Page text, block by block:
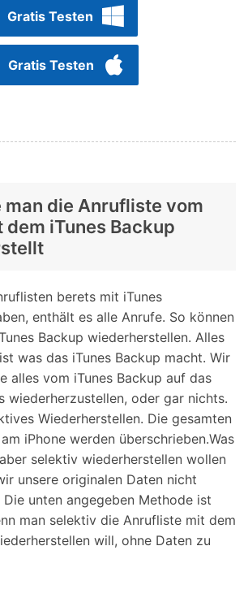
Gratis Testen
Gratis Testen
man die Anrufliste vom
dem iTunes Backup
berets mit iTunes
enthält es alle Anrufe. So können
Backup wiederherstellen. Alles
was das iTunes Backup macht. Wir
alles vom iTunes Backup auf das
wiederherzustellen, oder gar nichts.
Wiederherstellen. Die gesamten
iPhone werden überschrieben.Was
selektiv wiederherstellen wollen
unsere originalen Daten nicht
unten angegeben Methode ist
man selektiv die Anrufliste mit dem
will, ohne Daten zu